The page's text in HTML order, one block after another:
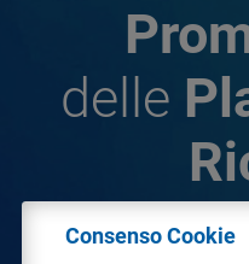
delle
Consenso Cookie